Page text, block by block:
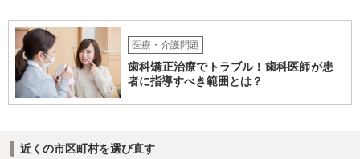
手の言っている事実がなければ詐欺ですので警察にもご相談くださ
い。施設の方には、「こちらも弁護士に相談します」と告げ、支払い
はせず、弁護士にご相談されることをお勧めします。 ご参考になれば
幸いです。
医療・介護問題
歯科矯正治療でトラブル！歯科医師が患
者に指導すべき範囲とは？
近くの市区町村を選び直す